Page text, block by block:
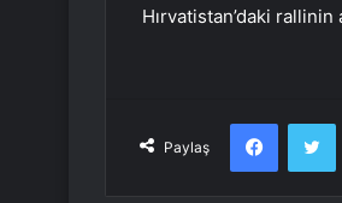
Hırvatistan’daki
Paylaş